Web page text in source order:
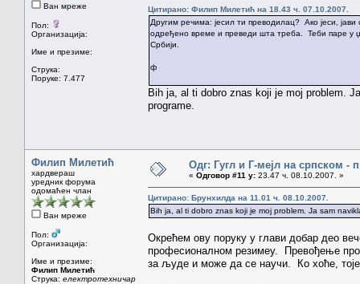
Ван мреже
Пол:
Организација:
Име и презиме:
Струка:
Поруке: 7.477
Цитирано: Филип Милетић на 18.43 ч. 07.10.2007.
Другим речима: јесил ти преводилац? Ако јеси,
одређено време и преведи шта треба. Теби паре у
Србији.
ф
Bih ja, al ti dobro znas koji je moj problem.
programe.
Филип Милетић
хардвераш
уредник форума
одомаћен члан
Ван мреже
Пол:
Организација:
Име и презиме:
Филип Милетић
Струка: електротехничар
Одг: Гугл и Г-мејл на српском -
« Одговор #11 у: 23.47 ч. 08.10.2007. »
Цитирано: Брунхилда на 11.01 ч. 08.10.2007.
Bih ja, al ti dobro znas koji je moj problem. Ja sam
Окрећем ову поруку у глави добар део
професионалном резимеу. Превођење
за људе и може да се научи. Ко хоће,